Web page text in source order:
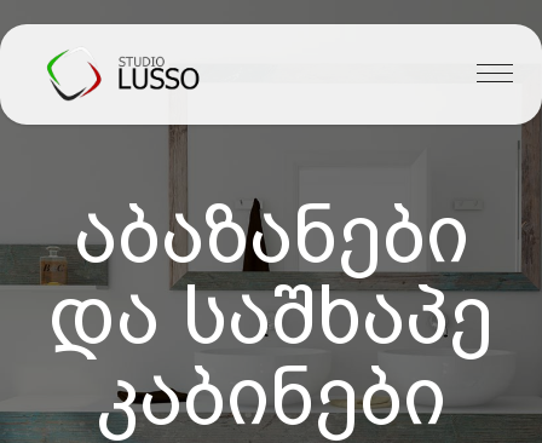
აბაზანები
და საშხაპე
კაბინები